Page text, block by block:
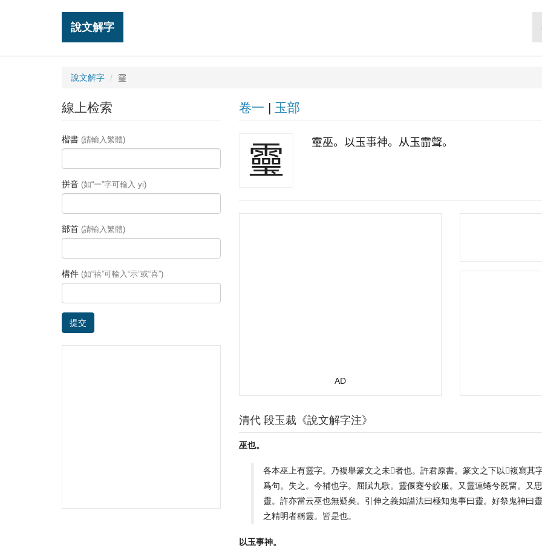
說文解字
說文解字 𩆜
卷一 | 玉部
𩆜 𩆜巫。以玉事神。从玉霝聲。
AD
清代 段玉裁《說文解字注》
巫也。
各本巫上有靈字。乃複舉篆文之未𠜂者也。許君原書。篆文之下以𣜩複寫
爲句。失之。今補也字。屈賦九歌。靈偃蹇兮皎服。又靈連蜷兮旣畱。又
靈。許亦當云巫也無疑矣。引伸之義如謚法曰極知鬼事曰靈。好祭鬼神曰
之精明者稱靈。皆是也。
以玉事神。
線上检索
楷書 (請輸入繁體)
拼音 (如“一”字可輸入 yi)
部首 (請輸入繁體)
構件 (如“禧”可輸入“示”或“喜”)
提交